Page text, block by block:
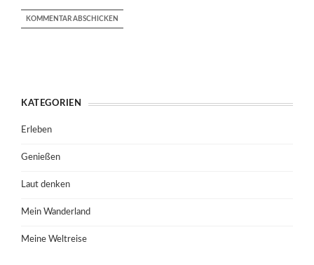
KATEGORIEN
Erleben
Genießen
Laut denken
Mein Wanderland
Meine Weltreise